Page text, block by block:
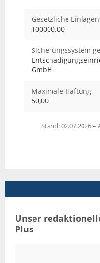
Gesetzliche
100000.00
Sicherungssystem
GmbH
Maximale Haftung
50,00
Stand: 02.07.2026 –
Unser
Plus